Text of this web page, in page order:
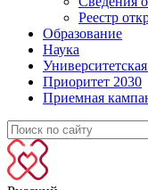
Реестр
Образование
Наука
Приоритет 2030
Приемная